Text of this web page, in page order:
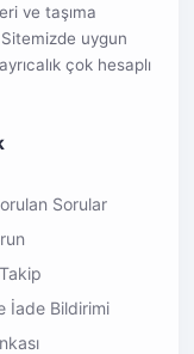
ve taşıma
uygun
çok hesaplı
Sorular
İade Bildirimi